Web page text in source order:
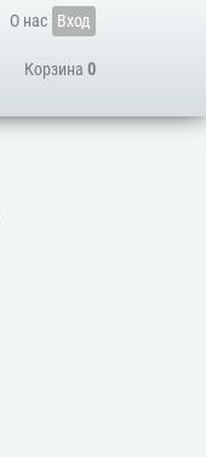
О нас Вход
Корзина 0